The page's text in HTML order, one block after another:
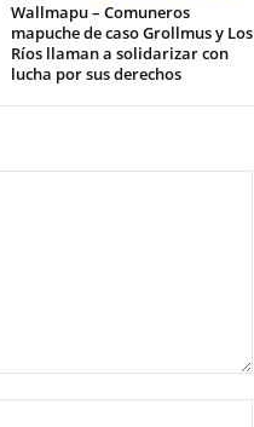
Wallmapu – Comuneros
mapuche de caso Grollmus y Los
Ríos llaman a solidarizar con
lucha por sus derechos